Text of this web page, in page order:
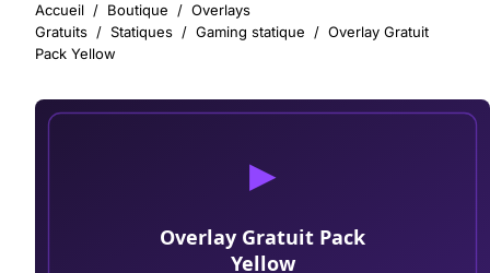
Accueil / Boutique / Overlays
Gratuits / Statiques / Gaming statique / Overlay Gratuit
Pack Yellow